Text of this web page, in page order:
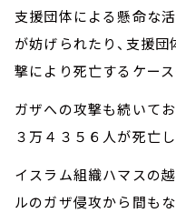
支援団体による懸命な
が妨げられたり、支援
撃により死亡するケー
ガザへの攻撃も続いて
３万４３５６人が死亡
イスラム組織ハマスの
ルのガザ侵攻から間もな